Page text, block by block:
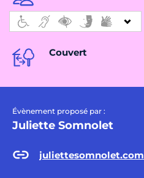
Couvert
Évènement proposé par :
Juliette Somnolet
juliettesomnolet.com